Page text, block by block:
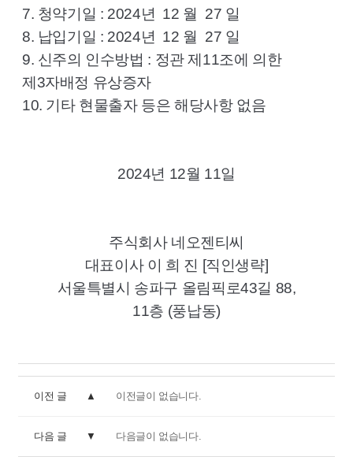
7. 청약기일 : 2024년 12 월 27 일
8. 납입기일 : 2024년 12 월 27 일
9. 신주의 인수방법 : 정관 제11조에 의한
제3자배정 유상증자
10. 기타 현물출자 등은 해당사항 없음
2024년 12월 11일
주식회사 네오젠티씨
대표이사 이 희 진 [직인생략]
서울특별시 송파구 올림픽로43길 88,
11층 (풍납동)
이전 글 이전글이 없습니다.
다음 글 다음글이 없습니다.